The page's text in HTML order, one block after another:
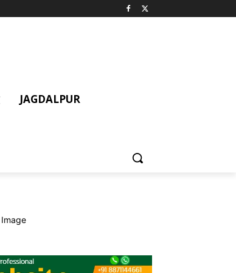
JAGDALPUR